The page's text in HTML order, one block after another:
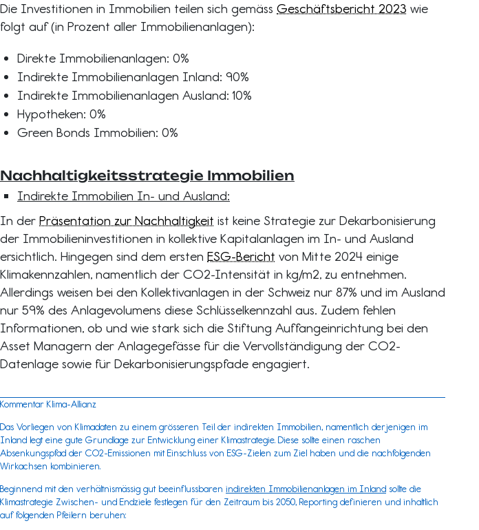
Die Investitionen in Immobilien teilen sich gemäss Geschäftsbericht 2023 wie
folgt auf (in Prozent aller Immobilienanlagen):
Direkte Immobilienanlagen: 0%
Indirekte Immobilienanlagen Inland: 90%
Indirekte Immobilienanlagen Ausland: 10%
Hypotheken: 0%
Green Bonds Immobilien: 0%
Nachhaltigkeitsstrategie Immobilien
Indirekte Immobilien In- und Ausland:
In der Präsentation zur Nachhaltigkeit ist keine Strategie zur Dekarbonisierung
der Immobilieninvestitionen in kollektive Kapitalanlagen im In- und Ausland
ersichtlich. Hingegen sind dem ersten ESG-Bericht von Mitte 2024 einige
Klimakennzahlen, namentlich der CO2-Intensität in kg/m2, zu entnehmen.
Allerdings weisen bei den Kollektivanlagen in der Schweiz nur 87% und im Ausland
nur 59% des Anlagevolumens diese Schlüsselkennzahl aus. Zudem fehlen
Informationen, ob und wie stark sich die Stiftung Auffangeinrichtung bei den
Asset Managern der Anlagegefässe für die Vervollständigung der CO2-
Datenlage sowie für Dekarbonisierungspfade engagiert.
Kommentar Klima-Allianz
Das Vorliegen von Klimadaten zu einem grösseren Teil der indirekten Immobilien, namentlich derjenigen im
Inland legt eine gute Grundlage zur Entwicklung einer Klimastrategie. Diese sollte einen raschen
Absenkungspfad der CO2-Emissionen mit Einschluss von ESG-Zielen zum Ziel haben und die nachfolgenden
Wirkachsen kombinieren.
Beginnend mit den verhältnismässig gut beeinflussbaren indirekten Immobilienanlagen im Inland sollte die
Klimastrategie Zwischen- und Endziele festlegen für den Zeitraum bis 2050, Reporting definieren und inhaltlich
auf folgenden Pfeilern beruhen: